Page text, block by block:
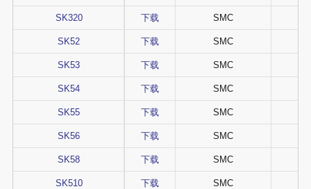
SK320 下载 SMC
SK52 下载 SMC
SK53 下载 SMC
SK54 下载 SMC
SK55 下载 SMC
SK56 下载 SMC
SK58 下载 SMC
SK510 下载 SMC